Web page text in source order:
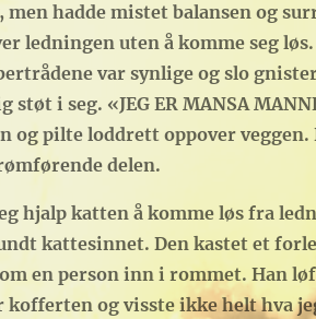
hadde mistet balansen og
ledningen uten å komme seg
var synlige og slo
i seg. «JEG ER MANSA
og pilte loddrett oppover
delen.
hjalp katten å komme løs fra
kattesinnet. Den kastet et
en person inn i rommet. Han
kofferten og visste ikke helt hva